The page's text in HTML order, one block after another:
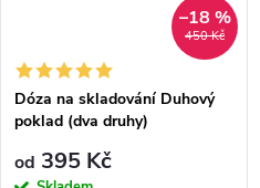
450 Kč
–18 %
Dóza na skladování Duhový
poklad (dva druhy)
od 395 Kč